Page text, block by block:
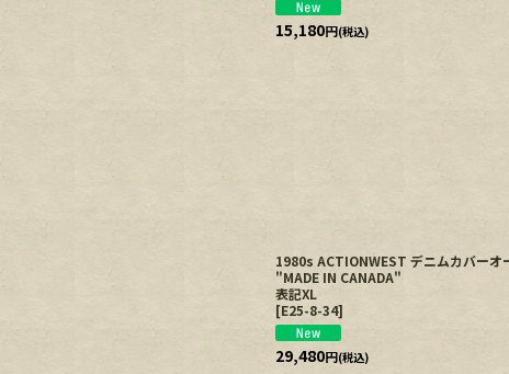
15,180円(税込)
1980s ACTIONWEST デニムカバー
"MADE IN CANADA"
表記XL
[E25-8-34]
29,480円(税込)